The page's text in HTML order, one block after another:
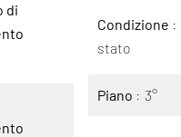
di
Condizione
stato
Piano 3°